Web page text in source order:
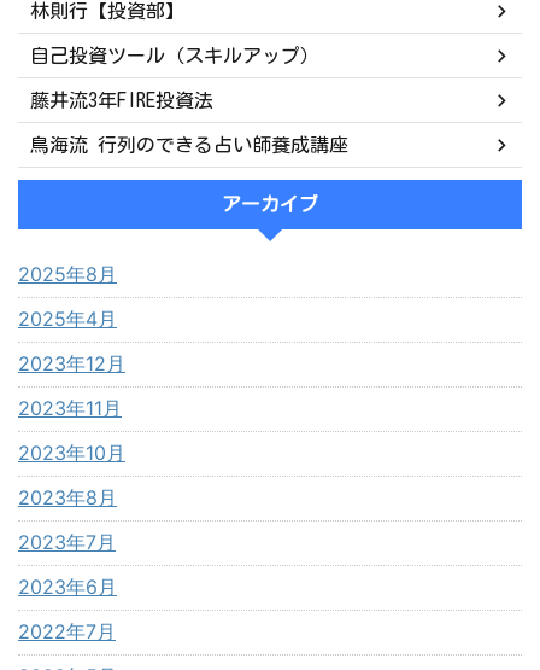
林則行【投資部】
自己投資ツール（スキルアップ）
藤井流3年FIRE投資法
鳥海流 行列のできる占い師養成講座
アーカイブ
2025年8月
2025年4月
2023年12月
2023年11月
2023年10月
2023年8月
2023年7月
2023年6月
2022年7月